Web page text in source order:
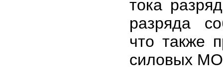
тока
разряда
что также
силовых